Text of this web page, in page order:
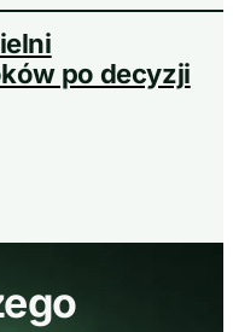
po decyzji